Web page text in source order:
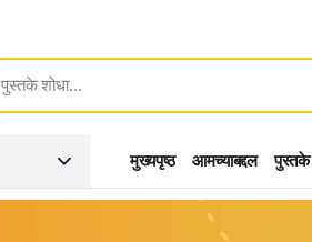
मुख्यपृष्ठ आमच्याबद्दल पुस्तके